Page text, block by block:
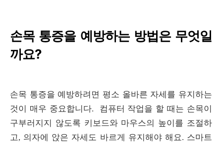
손목 통증을 예방하는 방법은 무엇일
까요?
손목 통증을 예방하려면 평소 올바른 자세를 유지하는
것이 매우 중요합니다. 컴퓨터 작업을 할 때는 손목이
구부러지지 않도록 키보드와 마우스의 높이를 조절하
고, 의자에 앉은 자세도 바르게 유지해야 해요. 스마트